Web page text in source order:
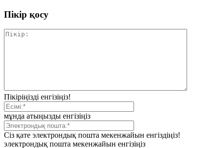
Пікір қосу
Пікіріңізді енгізіңіз!
мұнда атыңызды енгізіңіз
Сіз қате электрондық пошта мекенжайын енгіздіңіз!
электрондық пошта мекенжайын енгізіңіз